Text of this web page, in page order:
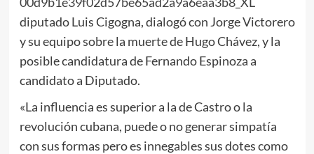
diputado Luis Cigogna, dialogó con Jorge Victorero
y su equipo sobre la muerte de Hugo Chávez, y la
posible candidatura de Fernando Espinoza a
candidato a Diputado.
«La influencia es superior a la de Castro o la
revolución cubana, puede o no generar simpatía
con sus formas pero es innegables sus dotes como